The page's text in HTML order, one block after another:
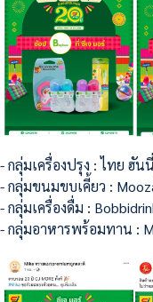
- กลุ่มเครื่องปรุง : ไทย ฮัน
- กลุ่มขนมขบเคี้ยว :
- กลุ่มเครื่องดื่ม :
- กลุ่มอาหารพร้อมทาน :